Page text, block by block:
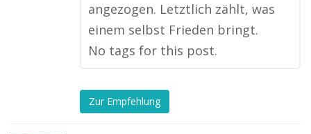
angezogen. Letztlich zählt, was
einem selbst Frieden bringt.
No tags for this post.
Zur Empfehlung